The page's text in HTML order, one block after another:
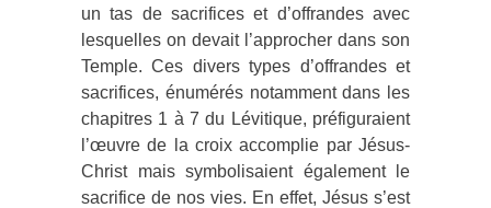
un tas de sacrifices et d’offrandes avec
lesquelles on devait l’approcher dans son
Temple. Ces divers types d’offrandes et
sacrifices, énumérés notamment dans les
chapitres 1 à 7 du Lévitique, préfiguraient
l’œuvre de la croix accomplie par Jésus-
Christ mais symbolisaient également le
sacrifice de nos vies. En effet, Jésus s’est